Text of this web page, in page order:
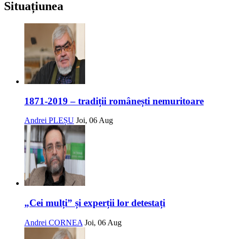
Situațiunea
1871-2019 – tradiții românești nemuritoare
Andrei PLEȘU Joi, 06 Aug
„Cei mulți” și experții lor detestați
Andrei CORNEA Joi, 06 Aug